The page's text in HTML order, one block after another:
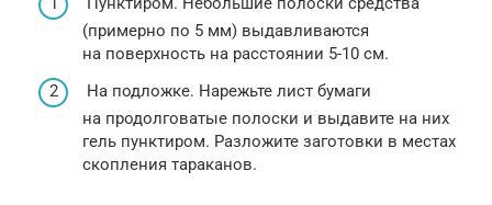
(примерно по 5 мм) выдавливаются
на поверхность на расстоянии 5-10 см.
На подложке. Нарежьте лист бумаги
на продолговатые полоски и выдавите на них
гель пунктиром. Разложите заготовки в местах
скопления тараканов.